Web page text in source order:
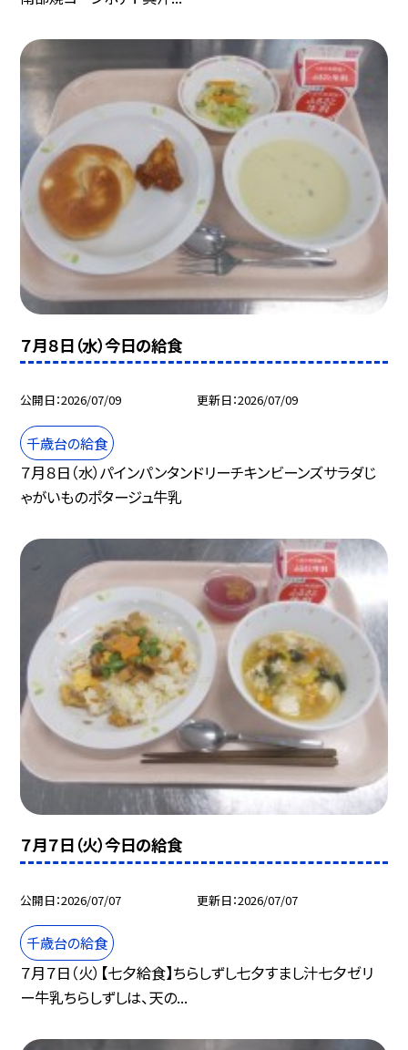
７月８日（水）今日の給食
公開日 2026/07/09 更新日 2026/07/09
千歳台の給食
７月８日（水）パインパンタンドリーチキンビーンズサラダじ
ゃがいものポタージュ牛乳
７月７日（火）今日の給食
公開日 2026/07/07 更新日 2026/07/07
千歳台の給食
７月７日（火）【七夕給食】ちらしずし七夕すまし汁七夕ゼリ
ー牛乳ちらしずしは、天の...